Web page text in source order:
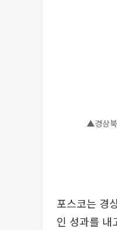
▲경상북
포스코는 경
인 성과를 내